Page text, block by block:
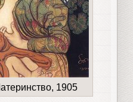
1905